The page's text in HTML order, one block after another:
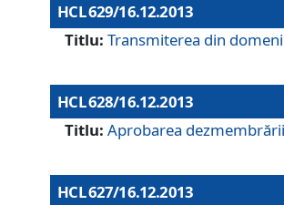
HCL 629/16.12.2013
Titlu: Transmiterea din
HCL 628/16.12.2013
Titlu: Aprobarea
HCL 627/16.12.2013